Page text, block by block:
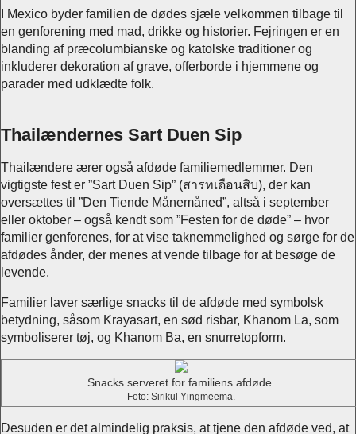
I Mexico byder familien de dødes sjæle velkommen tilbage til
en genforening med mad, drikke og historier. Fejringen er en
blanding af præcolumbianske og katolske traditioner og
inkluderer dekoration af grave, offerborde i hjemmene og
parader med udklædte folk.
Thailændernes Sart Duen Sip
Thailændere ærer også afdøde familiemedlemmer. Den
vigtigste fest er ”Sart Duen Sip” (สารทเดือนสิบ), der kan
oversættes til ”Den Tiende Månemåned”, altså i september
eller oktober – også kendt som ”Festen for de døde” – hvor
familier genforenes, for at vise taknemmelighed og sørge for de
afdødes ånder, der menes at vende tilbage for at besøge de
levende.
Familier laver særlige snacks til de afdøde med symbolsk
betydning, såsom Krayasart, en sød risbar, Khanom La, som
symboliserer tøj, og Khanom Ba, en snurretopform.
Snacks serveret for familiens afdøde.
Foto: Sirikul Yingmeema.
Desuden er det almindelig praksis, at tjene den afdøde ved, at